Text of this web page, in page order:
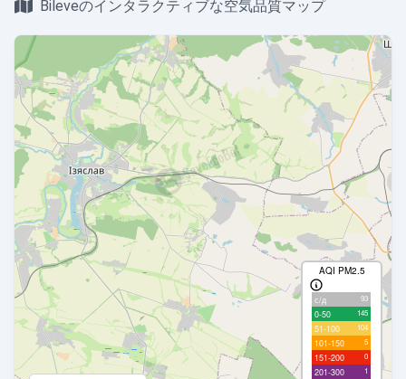
Bileveのインタラクティブな空気品質マップ
AQI PM2.5
с/д 93
0-50 145
51-100 104
101-150 5
151-200 0
201-300 1